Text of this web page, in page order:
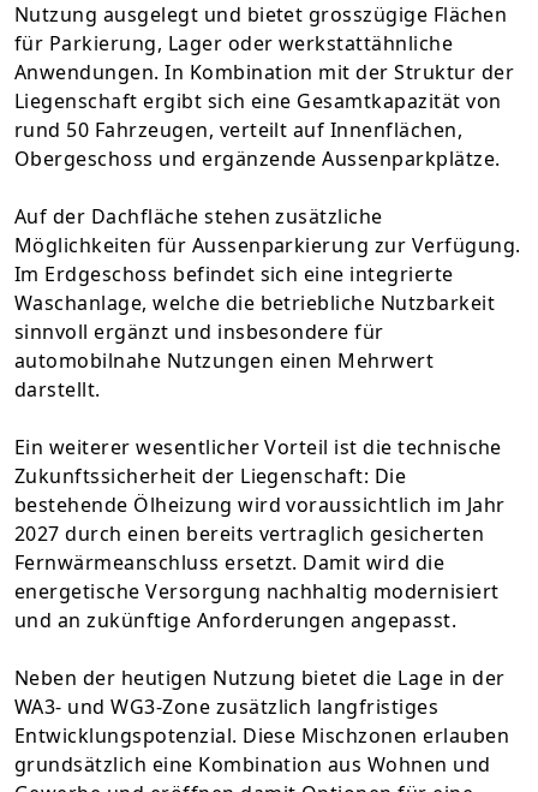
Nutzung ausgelegt und bietet grosszügige Flächen
für Parkierung, Lager oder werkstattähnliche
Anwendungen. In Kombination mit der Struktur der
Liegenschaft ergibt sich eine Gesamtkapazität von
rund 50 Fahrzeugen, verteilt auf Innenflächen,
Obergeschoss und ergänzende Aussenparkplätze.
Auf der Dachfläche stehen zusätzliche
Möglichkeiten für Aussenparkierung zur Verfügung.
Im Erdgeschoss befindet sich eine integrierte
Waschanlage, welche die betriebliche Nutzbarkeit
sinnvoll ergänzt und insbesondere für
automobilnahe Nutzungen einen Mehrwert
darstellt.
Ein weiterer wesentlicher Vorteil ist die technische
Zukunftssicherheit der Liegenschaft: Die
bestehende Ölheizung wird voraussichtlich im Jahr
2027 durch einen bereits vertraglich gesicherten
Fernwärmeanschluss ersetzt. Damit wird die
energetische Versorgung nachhaltig modernisiert
und an zukünftige Anforderungen angepasst.
Neben der heutigen Nutzung bietet die Lage in der
WA3- und WG3-Zone zusätzlich langfristiges
Entwicklungspotenzial. Diese Mischzonen erlauben
grundsätzlich eine Kombination aus Wohnen und